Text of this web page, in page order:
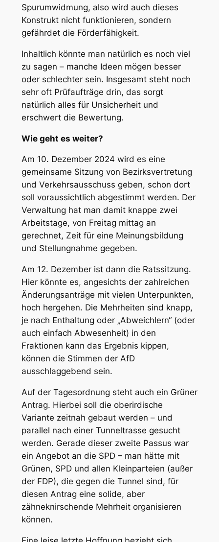
Spurumwidmung, also wird auch dieses
Konstrukt nicht funktionieren, sondern
gefährdet die Förderfähigkeit.
Inhaltlich könnte man natürlich es noch viel
zu sagen – manche Ideen mögen besser
oder schlechter sein. Insgesamt steht noch
sehr oft Prüfaufträge drin, das sorgt
natürlich alles für Unsicherheit und
erschwert die Bewertung.
Wie geht es weiter?
Am 10. Dezember 2024 wird es eine
gemeinsame Sitzung von Bezirksvertretung
und Verkehrsausschuss geben, schon dort
soll voraussichtlich abgestimmt werden. Der
Verwaltung hat man damit knappe zwei
Arbeitstage, von Freitag mittag an
gerechnet, Zeit für eine Meinungsbildung
und Stellungnahme gegeben.
Am 12. Dezember ist dann die Ratssitzung.
Hier könnte es, angesichts der zahlreichen
Änderungsanträge mit vielen Unterpunkten,
hoch hergehen. Die Mehrheiten sind knapp,
je nach Enthaltung oder „Abweichlern“ (oder
auch einfach Abwesenheit) in den
Fraktionen kann das Ergebnis kippen,
können die Stimmen der AfD
ausschlaggebend sein.
Auf der Tagesordnung steht auch ein Grüner
Antrag. Hierbei soll die oberirdische
Variante zeitnah gebaut werden – und
parallel nach einer Tunneltrasse gesucht
werden. Gerade dieser zweite Passus war
ein Angebot an die SPD – man hätte mit
Grünen, SPD und allen Kleinparteien (außer
der FDP), die gegen die Tunnel sind, für
diesen Antrag eine solide, aber
zähneknirschende Mehrheit organisieren
können.